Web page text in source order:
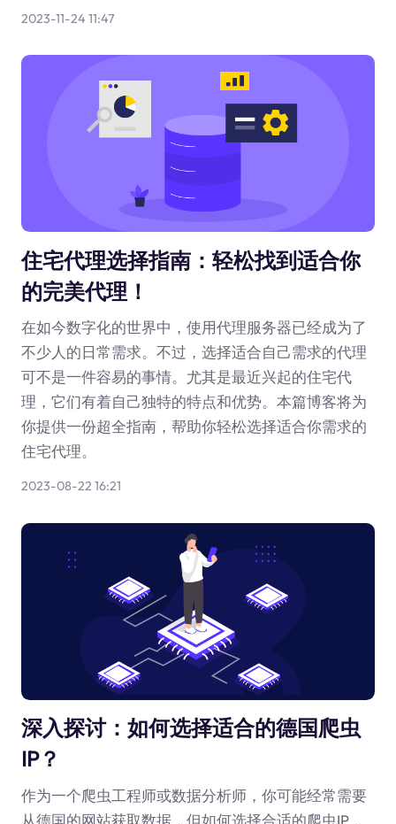
2023-11-24 11:47
住宅代理选择指南：轻松找到适合你
的完美代理！
在如今数字化的世界中，使用代理服务器已经成为了
不少人的日常需求。不过，选择适合自己需求的代理
可不是一件容易的事情。尤其是最近兴起的住宅代
理，它们有着自己独特的特点和优势。本篇博客将为
你提供一份超全指南，帮助你轻松选择适合你需求的
住宅代理。
2023-08-22 16:21
深入探讨：如何选择适合的德国爬虫
IP？
作为一个爬虫工程师或数据分析师，你可能经常需要
从德国的网站获取数据，但如何选择合适的爬虫IP，